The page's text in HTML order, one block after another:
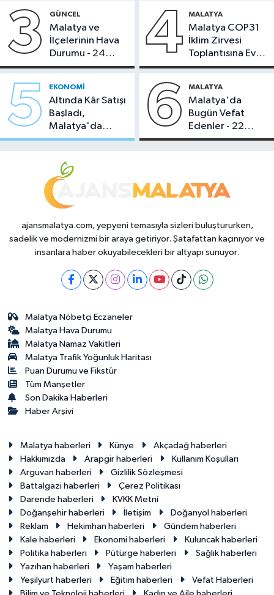
3 GÜNCEL
Malatya ve
İlçelerinin Hava
Durumu - 24
Temmuz 2026
4 MALATYA
Malatya COP31
İklim Zirvesi
Toplantısına Ev
Sahipliği Yaptı
5 EKONOMI
Altında Kâr Satışı
Başladı,
Malatya'da
Makas Ne
6 MALATYA
Malatya'da
Bugün Vefat
Edenler - 22
Temmuz 2026
ajansmalatya.com, yepyeni temasıyla sizleri buluştururken,
sadelik ve modernizmi bir araya getiriyor. Şatafattan kaçınıyor ve
insanlara haber okuyabilecekleri bir altyapı sunuyor.
Malatya Nöbetçi Eczaneler
Malatya Hava Durumu
Malatya Namaz Vakitleri
Malatya Trafik Yoğunluk Haritası
Puan Durumu ve Fikstür
Tüm Manşetler
Son Dakika Haberleri
Haber Arşivi
Malatya haberleri Künye
Akçadağ haberleri
Hakkımızda
Arapgir haberleri
Kullanım Koşulları
Arguvan haberleri
Gizlilik Sözleşmesi
Battalgazi haberleri
Çerez Politikası
Darende haberleri
KVKK Metni
Doğanşehir haberleri
İletişim
Doğanyol haberleri
Reklam
Hekimhan haberleri
Gündem haberleri
Kale haberleri
Ekonomi haberleri
Kuluncak haberleri
Politika haberleri
Pütürge haberleri
Sağlık haberleri
Yazıhan haberleri
Yaşam haberleri
Yeşilyurt haberleri
Eğitim haberleri
Vefat Haberleri